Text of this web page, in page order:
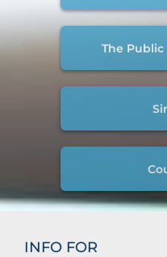
The Public
INFO FOR